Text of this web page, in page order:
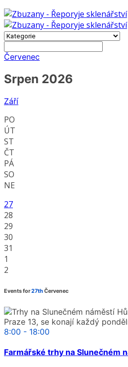
Červenec
Srpen 2026
Září
PO
ÚT
ST
ČT
PÁ
SO
NE
27
28
29
30
31
1
2
Events for27th Červenec
8:00 - 18:00
Farmářské trhy na Slunečném